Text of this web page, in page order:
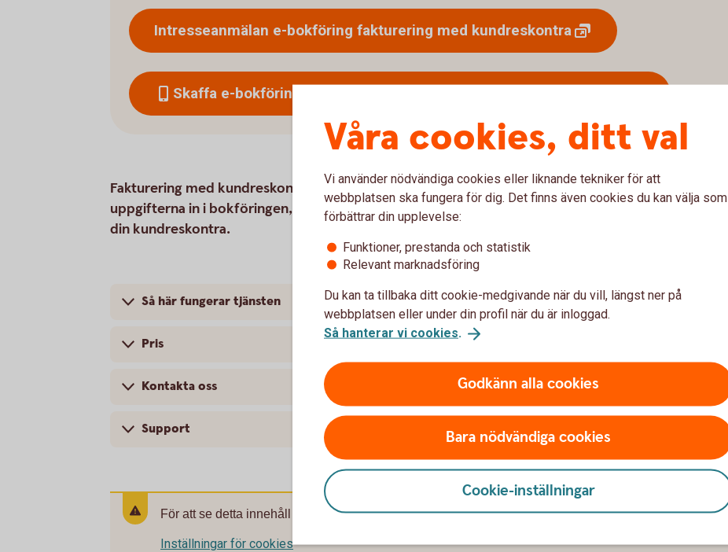
Intresseanmälan e-bokföring fakturering med kundreskontra
Skaffa e-bokföring fakturering med kundreskontra, ring 0430-735 00
Fakturering med kundreskontra är en tilläggstjänst till e-bokföring. När du fakturerar förs
uppgifterna in i bokföringen, och när du får betalt av dina kunder prickas inbetalningen av i
din kundreskontra.
Så här fungerar tjänsten
Pris
Kontakta oss
Support
För att se detta innehåll behöver du först godkänna cookies för Funktioner, prestanda och statistik.
Inställningar för cookies
Våra cookies, ditt val
Vi använder nödvändiga cookies eller liknande tekniker för att
webbplatsen ska fungera för dig. Det finns även cookies du kan välja som
förbättrar din upplevelse:
Funktioner, prestanda och statistik
Relevant marknadsföring
Du kan ta tillbaka ditt cookie-medgivande när du vill, längst ner på
webbplatsen eller under din profil när du är inloggad.
Så hanterar vi cookies.
Godkänn alla cookies
Bara nödvändiga cookies
Cookie-inställningar